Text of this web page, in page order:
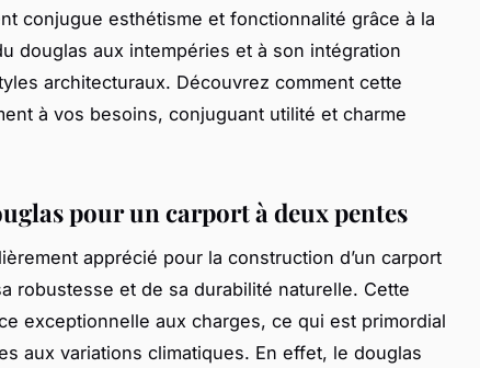
conjugue esthétisme et fonctionnalité grâce à la
douglas aux intempéries et à son intégration
architecturaux. Découvrez comment cette
à vos besoins, conjuguant utilité et charme
pour un carport à deux pentes
apprécié pour la construction d’un carport
robustesse et de sa durabilité naturelle. Cette
exceptionnelle aux charges, ce qui est primordial
aux variations climatiques. En effet, le douglas